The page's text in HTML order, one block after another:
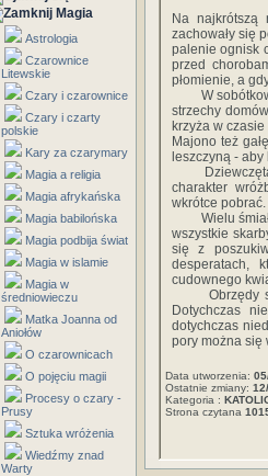
Magia
Astrologia
Czarownice
Litewskie
Czary i czarownice
Czary i czarty
polskie
Kary za czarymary
Magia a religia
Magia afrykańska
Magia babilońska
Magia podbija świat
Magia w islamie
Magia w
średniowieczu
Matka Joanna od
Aniołów
O czarownicach
O pojęciu magii
Procesy o czary -
Prusy
Sztuka wróżenia
Wiedźmy znad
Warty
Na najkrótszą
zachowały się
palenie ognisk
przed
płomienie, a
W sobótkową
strzechy
krzyża w czasie
Majono też
leszczyną -
Dziewczęta
charakter
wkrótce pobrać.
Wielu
wszystkie
się z
desperatach,
cudownego
Obrzędy
Dotychczas
dotychczas
pory można się
Data utworzenia:
Ostatnie zmiany:
Kategoria :
Strona czytana